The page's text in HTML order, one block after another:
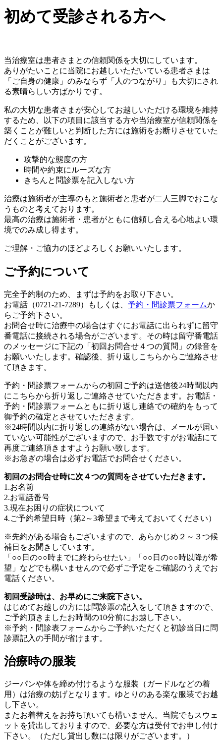
初めて受診される方へ
当治療室は患者さまとの信頼関係を大切にしています。
ありがたいことに当院にお越しいただいている患者さまは
「ご自身の健康」のみならず「人のつながり」も大切にされ
る素晴らしい方ばかりです。
私の大切な患者さまが安心してお越しいただける環境を維持
するため、以下の項目に該当する方や当治療室が信頼関係を
築くことが難しいと判断した方には施術をお断りさせていた
だくことがございます。
攻撃的な態度の方
時間や約束にルーズな方
きちんと問診票を記入しない方
治療は施術者が主導のもと施術者と患者が二人三脚でおこな
うものと考えております。
最高の治療は施術者・患者がともに信頼し合える心地よい環
境でのみ成し得ます。
ご理解・ご協力のほどよろしくお願いいたします。
ご予約について
完全予約制のため、まずは予約をお取り下さい。
お電話（0721-21-7289）もしくは、 予約・問診票フォームか
らご予約下さい。
お問合せ時に治療中の場合はすぐにお電話に出られずに留守
番電話に接続される場合がございます。その時は留守番電話
のメッセージに下記の「初回お問合せ４つの質問」の録音を
お願いいたします。確認後、折り返しこちらからご連絡させ
て頂きます。
予約・問診票フォームからの初回ご予約は送信後24時間以内
にこちらから折り返しご連絡させていただきます。お電話・
予約・問診票フォームともに折り返し連絡での確約をもって
御予約の確定とさせていただきます。
※24時間以内に折り返しの連絡がない場合は、メールが届い
ていない可能性がございますので、お手数ですがお電話にて
再度ご連絡頂きますようお願い致します。
※お急ぎの場合は必ずお電話でお問合せください。
初回のお問合せ時に次４つの質問をさせていただきます。
1.お名前
2.お電話番号
3.現在お困りの症状について
4.ご予約希望日時（第2～3希望まで考えておいてください）
※先約がある場合もございますので、あらかじめ２～３つ候
補日をお聞きしています。
「○○日の○○時までに終わらせたい」「○○日の○○時以降が希
望」などでも構いませんので必ずご予定をご確認のうえでお
電話ください。
初回受診時は、お早めにご来院下さい。
はじめてお越しの方には問診票の記入をして頂きますので、
ご予約頂きましたお時間の10分前にお越し下さい。
※予約・問診表フォームからご予約いただくと初診当日に問
診票記入の手間が省けます。
治療時の服装
ジーパンや体を締め付けるような服装（ガードルなどの着
用）は治療の妨げとなります。ゆとりのある楽な服装でお越
し下さい。
またお着替えをお持ち頂いても構いません。当院でもスウェ
ットを貸出しておりますので、必要な方は受付でお申し付け
下さい。（ただし貸出し数には限りがございます。）